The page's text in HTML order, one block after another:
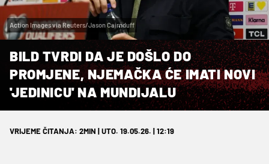
Action Images via Reuters/Jason Cairnduff
BILD TVRDI DA JE DOŠLO DO
PROMJENE, NJEMAČKA ĆE IMATI NOVI
'JEDINICU' NA MUNDIJALU
VRIJEME ČITANJA: 2MIN | UTO. 19.05.26. | 12:19